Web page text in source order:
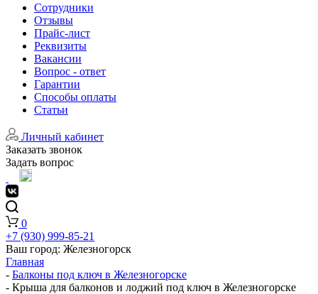
Сотрудники
Отзывы
Прайс-лист
Реквизиты
Вакансии
Вопрос - ответ
Гарантии
Способы оплаты
Статьи
Личный кабинет
Заказать звонок
Задать вопрос
0
+7 (930) 999-85-21
Ваш город: Железногорск
Главная
- Балконы под ключ в Железногорске
- Крыша для балконов и лоджий под ключ в Железногорске